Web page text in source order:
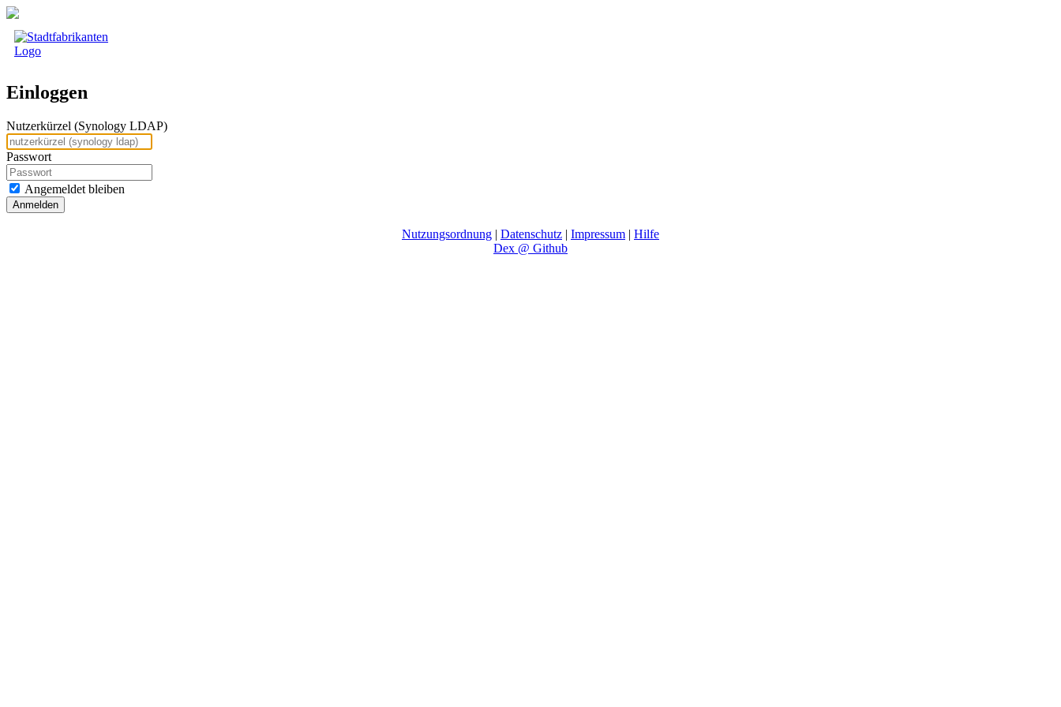
Einloggen
Nutzerkürzel (Synology LDAP)
Passwort
Angemeldet bleiben
Anmelden
Nutzungsordnung | Datenschutz | Impressum | Hilfe
Dex @ Github